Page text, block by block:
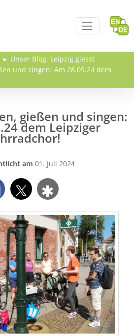
Unser Blog: Leipzig giesst
und singen: Am 28.09.24 dem
gießen und singen:
dem Leipziger
am 01. Juli 2024